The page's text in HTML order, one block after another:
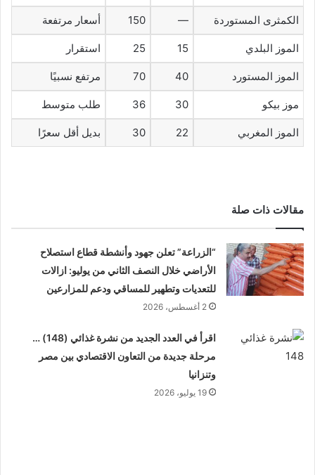
الكمثرى المستوردة —
150 أسعار مرتفعة
الموز البلدي 15
25 استقرار
الموز المستورد 40
70 مرتفع نسبيًا
موز بيكو 30
36 طلب متوسط
الموز المغربي 22
30 بديل أقل سعرًا
مقالات ذات صلة
“الزراعة” تعلن جهود وأنشطة قطاع استصلاح
الأراضي خلال النصف الثاني من يوليو: ازالات
للتعديات وتطهير للمساقي ودعم للمزارعين
2 أغسطس، 2026
اقرأ في العدد الجديد من نشرة غذائي (148) …
مرحلة جديدة من التعاون الاقتصادي بين مصر
وتنزانيا
19 يوليو، 2026